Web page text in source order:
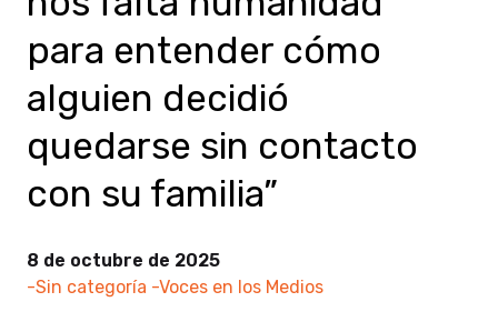
para entender cómo
alguien decidió
quedarse sin contacto
con su familia”
8 de octubre de 2025
-Sin categoría -Voces en los Medios